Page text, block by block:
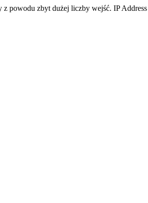
z powodu zbyt dużej liczby wejść. IP